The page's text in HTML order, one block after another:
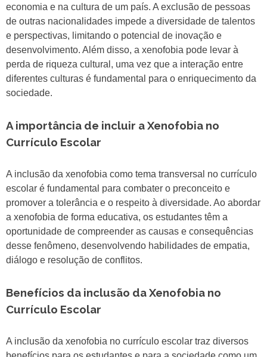
economia e na cultura de um país. A exclusão de pessoas
de outras nacionalidades impede a diversidade de talentos
e perspectivas, limitando o potencial de inovação e
desenvolvimento. Além disso, a xenofobia pode levar à
perda de riqueza cultural, uma vez que a interação entre
diferentes culturas é fundamental para o enriquecimento da
sociedade.
A importância de incluir a Xenofobia no
Currículo Escolar
A inclusão da xenofobia como tema transversal no currículo
escolar é fundamental para combater o preconceito e
promover a tolerância e o respeito à diversidade. Ao abordar
a xenofobia de forma educativa, os estudantes têm a
oportunidade de compreender as causas e consequências
desse fenômeno, desenvolvendo habilidades de empatia,
diálogo e resolução de conflitos.
Benefícios da inclusão da Xenofobia no
Currículo Escolar
A inclusão da xenofobia no currículo escolar traz diversos